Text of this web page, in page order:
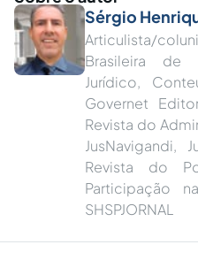
Sérgio
Articulista/
Brasileira de
Jurídico,
Governet
Revista do
JusNavigandi,
Revista do
Participação
SHSPJORNAL